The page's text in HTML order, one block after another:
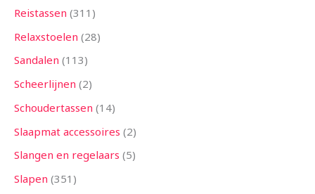
Reistassen 311
Relaxstoelen 28
Sandalen 113
Scheerlijnen 2
Schoudertassen 14
Slaapmat accessoires 2
Slangen en regelaars 5
Slapen 351